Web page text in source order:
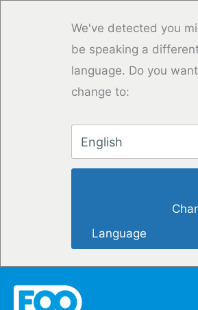
We've detected you
be speaking a
language. Do you
change to:
English